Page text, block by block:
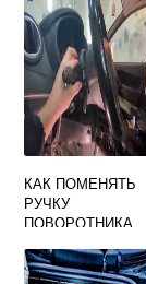
КАК ПОМЕНЯТЬ
РУЧКУ
ПОВОРОТНИКА